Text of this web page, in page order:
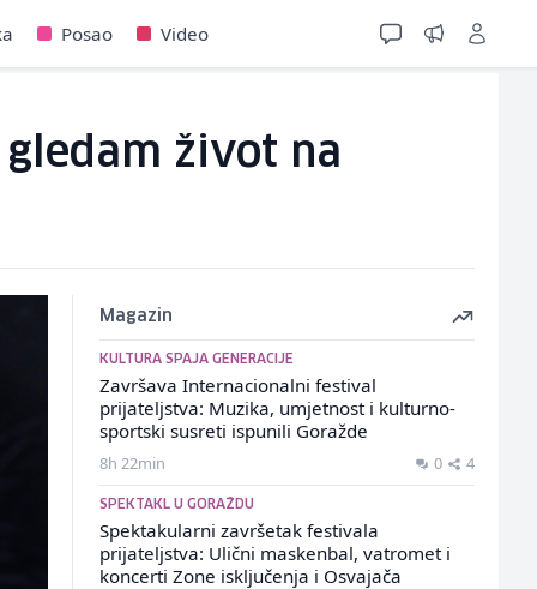
Posao Video
život na
Magazin
KULTURA SPAJA GENERACIJE
Završava Internacionalni festival
prijateljstva: Muzika, umjetnost i kulturno-
sportski susreti ispunili Goražde
8h 22min 0 4
SPEKTAKL U GORAŽDU
Spektakularni završetak festivala
prijateljstva: Ulični maskenbal, vatromet i
koncerti Zone isključenja i Osvajača